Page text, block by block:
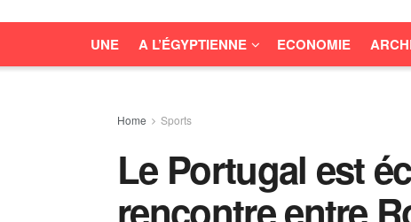
UNE A L’ÉGYPTIENNE ECONOMIE
Home Sports
Le Portugal est
rencontre entre